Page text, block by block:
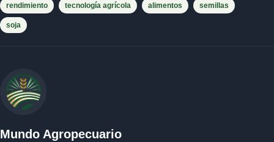
rendimiento tecnología agrícola alimentos semillas
soja
Mundo Agropecuario